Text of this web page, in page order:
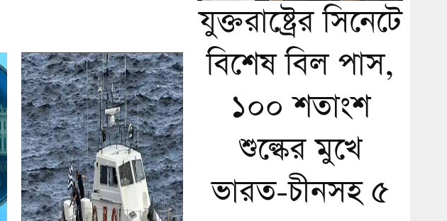
যুক্তরাষ্ট্রের সিনেটে
বিশেষ বিল পাস,
১০০ শতাংশ
শুল্কের মুখে
ভারত-চীনসহ ৫